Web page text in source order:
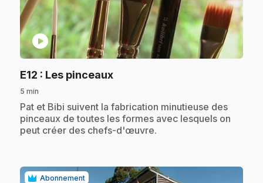
play_circle
E12 : Les pinceaux.
5 min
.Pat et Bibi suivent la fabrication minutieuse des
pinceaux de toutes les formes avec lesquels on
peut créer des chefs-d'œuvre.
Abonnement